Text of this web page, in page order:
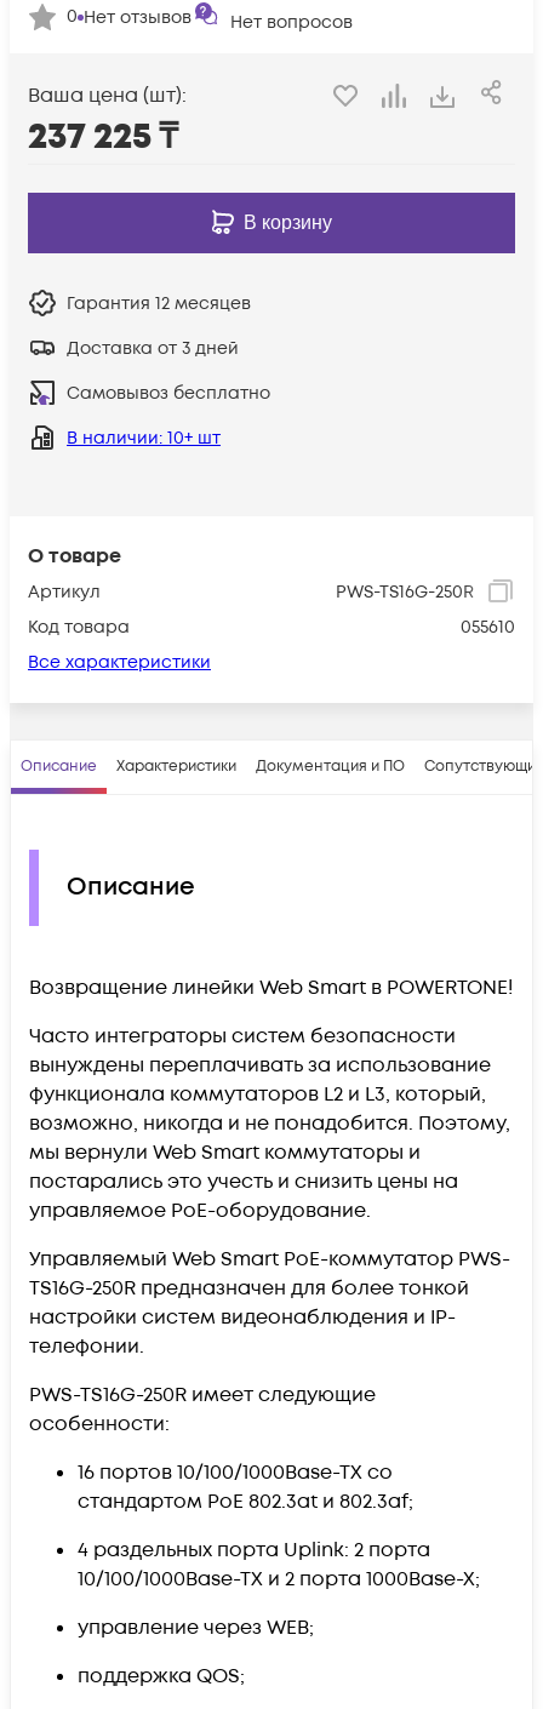
О товаре
Артикул
PWS-TS16G-250R
Код товара
055610
Все характеристики
0 Нет отзывов Нет вопросов
Ваша цена (шт):
237 225₸
В корзину
Гарантия 12 месяцев
Доставка от 3 дней
Самовывоз бесплатно
В наличии: 10+ шт
Описание Характеристики Документация и ПО
Описание
Возвращение линейки Web Smart в POWERTONE!
Часто интеграторы систем безопасности
вынуждены переплачивать за использование
функционала коммутаторов L2 и L3, который,
возможно, никогда и не понадобится. Поэтому,
мы вернули Web Smart коммутаторы и
постарались это учесть и снизить цены на
управляемое PoE-оборудование.
Управляемый Web Smart PoE-коммутатор PWS-
TS16G-250R предназначен для более тонкой
настройки систем видеонаблюдения и IP-
телефонии.
PWS-TS16G-250R имеет следующие
особенности:
16 портов 10/100/1000Base-TX со
стандартом PoE 802.3at и 802.3af;
4 раздельных порта Uplink: 2 порта
10/100/1000Base-TX и 2 порта 1000Base-X;
управление через WEB;
поддержка QOS;